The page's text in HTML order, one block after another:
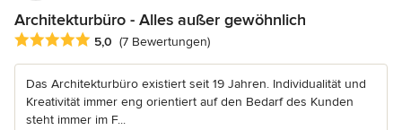
Architekturbüro - Alles außer gewöhnlich
Durchschnittliche Bewertung: 5 von 5 Sternen
5,0 (7 Bewertungen)
Das Architekturbüro existiert seit 19 Jahren. Individualität und
Kreativität immer eng orientiert auf den Bedarf des Kunden
steht immer im F...